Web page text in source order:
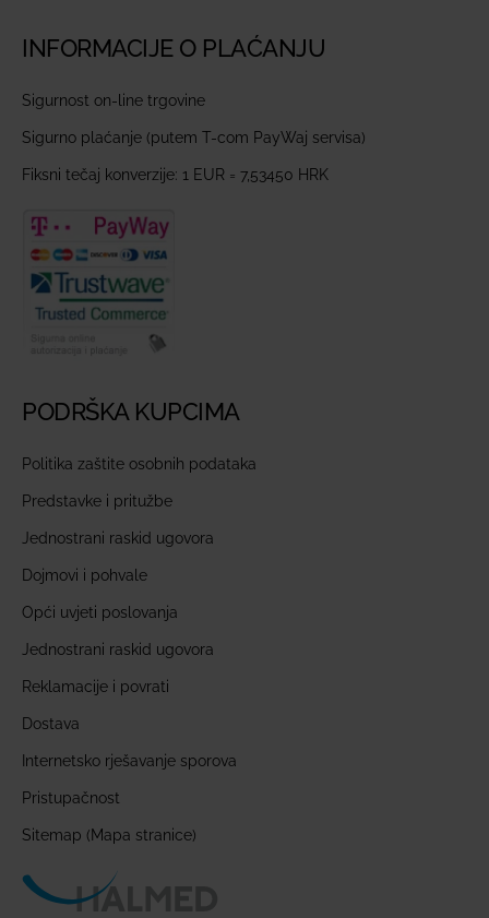
INFORMACIJE O PLAĆANJU
Sigurnost on-line trgovine
Sigurno plaćanje (putem T-com PayWaj servisa)
Fiksni tečaj konverzije: 1 EUR = 7,53450 HRK
PODRŠKA KUPCIMA
Politika zaštite osobnih podataka
Predstavke i pritužbe
Jednostrani raskid ugovora
Dojmovi i pohvale
Opći uvjeti poslovanja
Jednostrani raskid ugovora
Reklamacije i povrati
Dostava
Internetsko rješavanje sporova
Pristupačnost
Sitemap (Mapa stranice)